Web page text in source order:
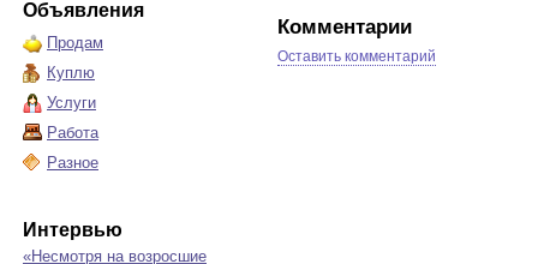
Объявления
Продам
Куплю
Услуги
Работа
Разное
Интервью
«Несмотря на возросшие
Комментарии
Оставить комментарий